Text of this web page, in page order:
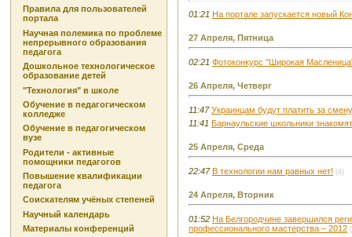
Правила для пользователей
портала
Научная полемика по проблеме
непрерывного образования
педагога
Дошкольное технологическое
образование детей
"Технология" в школе
Обучение в педагогическом
колледже
Обучение в педагогическом
вузе
Родители - активные
помощники педагогов
Повышение квалификации
педагога
Соискателям учёных степеней
Научный календарь
Материалы конференций
01:21 На портале запускается новый
27 Апреля, Пятница
02:21 Фотоконкурс "Широкая
26 Апреля, Четверг
11:47 Украинцам будут платить за
11:41 Барнаульские школьники
25 Апреля, Среда
22:47 В технологии нам равных нет! (4)
24 Апреля, Вторник
01:52 На Белгородчине завершился
профессионального мастерства – 2012